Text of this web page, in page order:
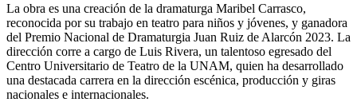
La obra es una creación de la dramaturga Maribel Carrasco,
reconocida por su trabajo en teatro para niños y jóvenes, y ganadora
del Premio Nacional de Dramaturgia Juan Ruiz de Alarcón 2023. La
dirección corre a cargo de Luis Rivera, un talentoso egresado del
Centro Universitario de Teatro de la UNAM, quien ha desarrollado
una destacada carrera en la dirección escénica, producción y giras
nacionales e internacionales.